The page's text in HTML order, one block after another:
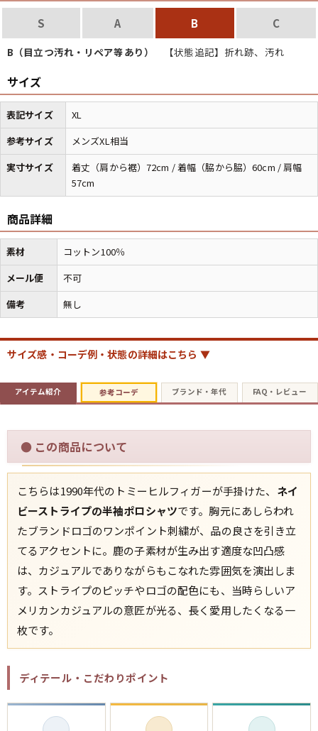
Tシャツ XS S M L XL
パンツ
W30以下 W31,W32 W33,W34
Search by Maniacマニアックから探す
バンド
Tシャツ
アニメ
映画
USA製
すべてのマニアックを見る
Search by Period年代から探す
60年代 50年代 40年代
すべての年代を見る
週刊ラッシュアウト新聞
古着コラム
メディア・イベント情報
Youtube 古着屋Rush Out チャンネル
スタッフコーディネート
S A B C
B（目立つ汚れ・リペア等あり） 【状態追記】折れ跡、汚れ
サイズ
表記サイズ
XL
参考サイズ
メンズXL相当
実寸サイズ
着丈（肩から裾）72cm / 着幅（脇から脇）60cm / 肩幅
57cm
商品詳細
素材
コットン100％
メール便
不可
備考
無し
サイズ感・コーデ例・状態の詳細はこちら ▼
アイテム紹介 参考コーデ ブランド・年代 FAQ・レビュー
● この商品について
こちらは1990年代のトミーヒルフィガーが手掛けた、 ネイ
ビーストライプの半袖ポロシャツです。胸元にあしらわれ
たブランドロゴのワンポイント刺繍が、品の良さを引き立
てるアクセントに。鹿の子素材が生み出す適度な凹凸感
は、カジュアルでありながらもこなれた雰囲気を演出しま
す。ストライプのピッチやロゴの配色にも、当時らしいア
メリカンカジュアルの意匠が光る、長く愛用したくなる一
枚です。
ディテール・こだわりポイント